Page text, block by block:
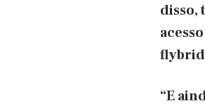
disso,
“E